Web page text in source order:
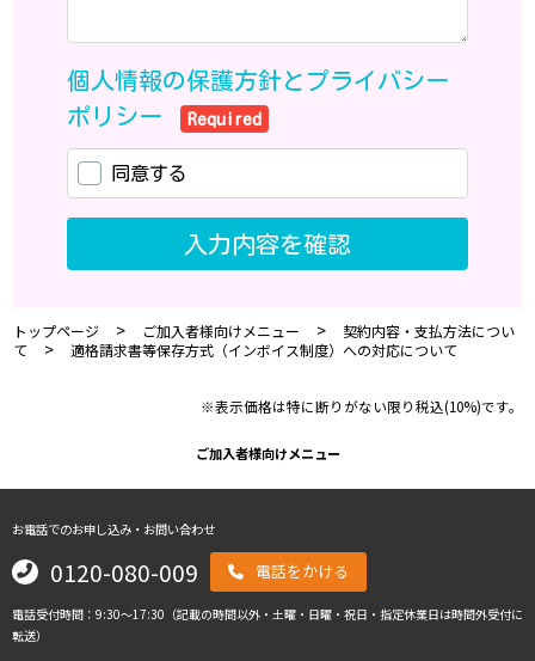
トップページ > ご加入者様向けメニュー >
契約内容・支払方法につい
て
>適格請求書等保存方式（インボイス制度）への対応について
※表示価格は特に断りがない限り税込(10%)です。
ご加入者様向けメニュー
お電話でのお申し込み・お問い合わせ
0120-080-009 電話をかける
電話受付時間：9:30～17:30（記載の時間以外・土曜・日曜・祝日・指定休業日は時間外受付に
転送）